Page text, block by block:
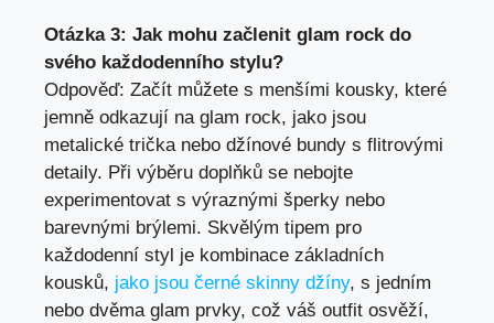
Otázka 3: Jak mohu začlenit glam rock do
svého každodenního stylu?
Odpověď: Začít můžete s menšími kousky, které
jemně odkazují na glam rock, jako jsou
metalické trička nebo džínové bundy s flitrovými
detaily. Při výběru doplňků se nebojte
experimentovat s výraznými šperky nebo
barevnými brýlemi. Skvělým tipem pro
každodenní styl je kombinace základních
kousků, jako jsou černé skinny džíny, s jedním
nebo dvěma glam prvky, což váš outfit osvěží,